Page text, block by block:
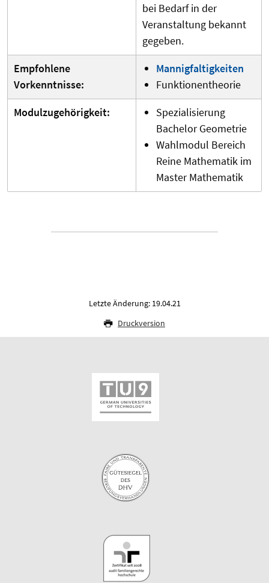
bei Bedarf in der
Veranstaltung bekannt
gegeben.
Empfohlene
Vorkenntnisse:
Mannigfaltigkeiten
Funktionentheorie
Modulzugehörigkeit:
Spezialisierung
Bachelor Geometrie
Wahlmodul Bereich
Reine Mathematik im
Master Mathematik
Letzte Änderung: 19.04.21
Druckversion